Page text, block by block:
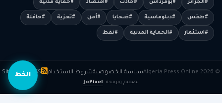
الخط
#الجزائر #بومرداس #حادث #اقتصاد #حماية مدنية
#طقس #دبلوماسية #ضحايا #أمن #تعزية #حافلة
#استثمار #الحماية المدنية #نفط
© 2026 Algeria Press Online سياسة الخصوصيةشروط الاستخدام RSS
Sitemap
تصميم وبرمجة JoPixel